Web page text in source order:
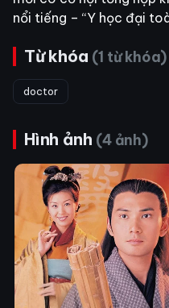
nổi tiếng – “Y học đại
Từ khóa (1 từ khóa)
doctor
Hình ảnh (4 ảnh)